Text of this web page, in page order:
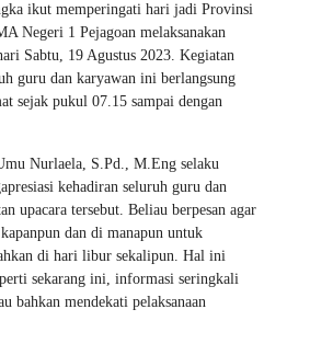
ikut memperingati hari jadi Provinsi
Negeri 1 Pejagoan melaksanakan
Sabtu, 19 Agustus 2023. Kegiatan
guru dan karyawan ini berlangsung
sejak pukul 07.15 sampai dengan
Nurlaela, S.Pd., M.Eng selaku
kehadiran seluruh guru dan
upacara tersebut. Beliau berpesan agar
dan di manapun untuk
di hari libur sekalipun. Hal ini
sekarang ini, informasi seringkali
bahkan mendekati pelaksanaan